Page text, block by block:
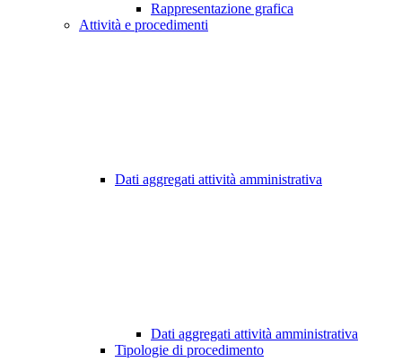
Rappresentazione grafica
Attività e procedimenti
Dati aggregati attività amministrativa
Dati aggregati attività amministrativa
Tipologie di procedimento